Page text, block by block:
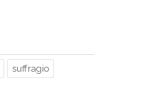
suffragio